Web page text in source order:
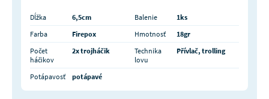
Dĺžka 6,5cm Balenie
1ks
Farba
Firepox Hmotnosť
18gr
Počet
háčikov
2x trojháčik
Technika
lovu
Přívlač, trolling
Potápavosť potápavé